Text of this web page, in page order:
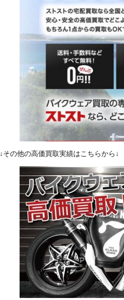
↓その他の高価買取実績はこちらから↓